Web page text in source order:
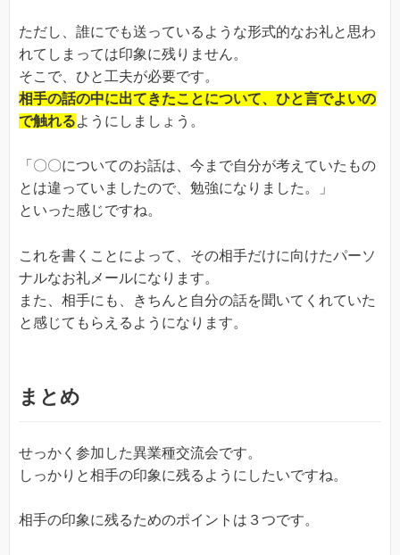
ただし、誰にでも送っているような形式的なお礼と思わ
れてしまっては印象に残りません。
そこで、ひと工夫が必要です。
相手の話の中に出てきたことについて、ひと言でよいの
で触れるようにしましょう。
「〇〇についてのお話は、今まで自分が考えていたもの
とは違っていましたので、勉強になりました。」
といった感じですね。
これを書くことによって、その相手だけに向けたパーソ
ナルなお礼メールになります。
また、相手にも、きちんと自分の話を聞いてくれていた
と感じてもらえるようになります。
まとめ
せっかく参加した異業種交流会です。
しっかりと相手の印象に残るようにしたいですね。
相手の印象に残るためのポイントは３つです。